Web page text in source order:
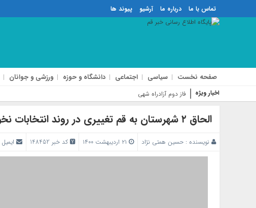
تماس با ما درباره ما آرشیو پیوند ها
صفحه نخست سیاسی اجتماعی دانشگاه و حوزه ورزشی و جوانان
اخبار ویژه فاز دوم آزادراه شهید سلیمانی در قم
الحاق ۲ شهرستان به قم تغییری در روند انتخابات نخواهد داشت
نویسنده : حسین همتی نژاد کد خبر 148452 ایمیل